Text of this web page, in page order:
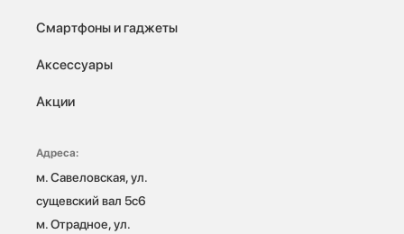
Смартфоны и гаджеты
Аксессуары
Акции
Адреса:
м. Савеловская, ул.
сущевский вал 5с6
м. Отрадное, ул.